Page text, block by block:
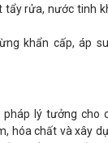
tẩy rửa, nước tinh
khẩn cấp, áp
lý tưởng cho
hóa chất và xây